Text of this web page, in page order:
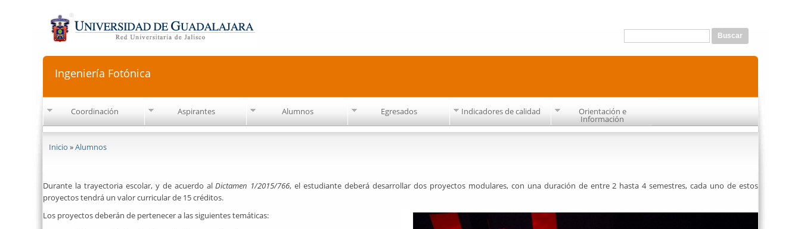
Ingeniería Fotónica
Coordinación Aspirantes Alumnos Egresados Indicadores de calidad Orientación e
Información
Inicio »Alumnos
Durante la trayectoria escolar, y de acuerdo alDictamen 1/2015/766, el estudiante deberá desarrollar dos proyectos modulares, con una duración de entre 2 hasta 4 semestres, cada uno de estos
proyectos tendrá un valor curricular de 15 créditos.
Los proyectos deberán de pertenecer a las siguientes temáticas: